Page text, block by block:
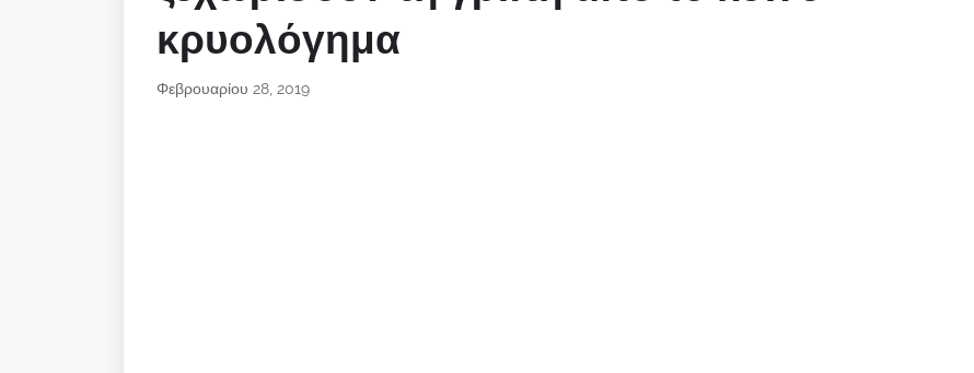
κρυολόγημα
Φεβρουαρίου 28, 2019